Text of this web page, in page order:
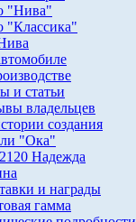
"Нива"
"Классика"
и статьи
владельцев
создания
"Ока"
Надежда
и награды
гамма